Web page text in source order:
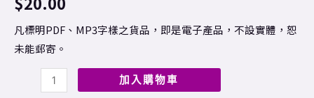
凡標明PDF、MP3字樣之貨品，即是電子產品，不設實體，恕
未能郵寄。
加入購物車